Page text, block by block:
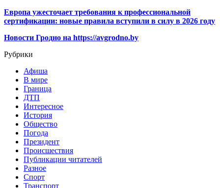
Европа ужесточает требования к профессиональной
сертификации: новые правила вступили в силу в 2026 году
Новости Гродно на https://avgrodno.by
Рубрики
Афиша
В мире
Граница
ДТП
Интересное
История
Общество
Погода
Президент
Происшествия
Публикации читателей
Разное
Спорт
Транспорт